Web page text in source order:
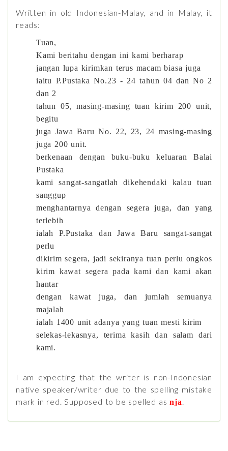
Written in old Indonesian-Malay, and in Malay, it
reads:
Tuan,
Kami beritahu dengan ini kami berharap
jangan lupa kirimkan terus macam biasa juga
iaitu P.Pustaka No.23 - 24 tahun 04 dan No 2
dan 2
tahun 05, masing-masing tuan kirim 200 unit,
begitu
juga Jawa Baru No. 22, 23, 24 masing-masing
juga 200 unit.
berkenaan dengan buku-buku keluaran Balai
Pustaka
kami sangat-sangatlah dikehendaki kalau tuan
sanggup
menghantarnya dengan segera juga, dan yang
terlebih
ialah P.Pustaka dan Jawa Baru sangat-sangat
perlu
dikirim segera, jadi sekiranya tuan perlu ongkos
kirim kawat segera pada kami dan kami akan
hantar
dengan kawat juga, dan jumlah semuanya
majalah
ialah 1400 unit adanya yang tuan mesti kirim
selekas-lekasnya, terima kasih dan salam dari
kami.
I am expecting that the writer is non-Indonesian
native speaker/writer due to the spelling mistake
mark in red. Supposed to be spelled asnja.